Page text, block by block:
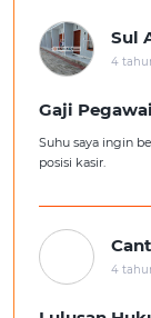
Sul
4
Gaji
Suhu saya ingin
posisi kasir.
4